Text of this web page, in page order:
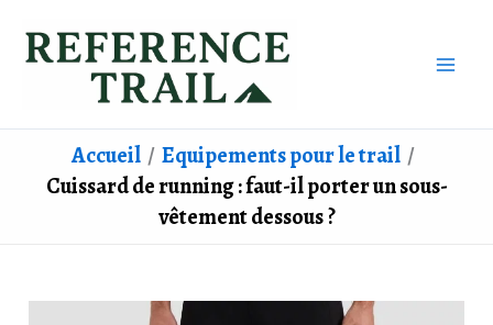
Accueil
Equipements pour le trail
Cuissard de running : faut-il porter un sous-
vêtement dessous ?